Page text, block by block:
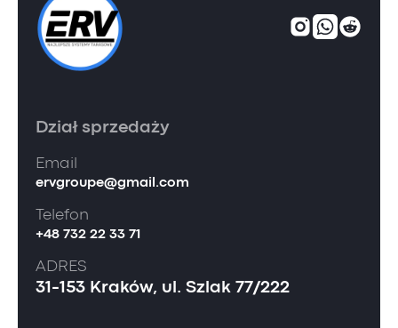
Dział sprzedaży
Email
ervgroupe@gmail.com
Telefon
+48 732 22 33 71
ADRES
31-153 Kraków, ul. Szlak 77/222